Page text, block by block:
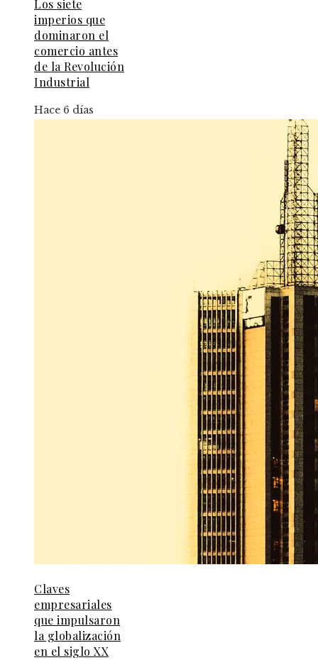
Los siete
imperios que
dominaron el
comercio antes
de la Revolución
Industrial
Hace 6 días
Claves
empresariales
que impulsaron
la globalización
en el siglo XX